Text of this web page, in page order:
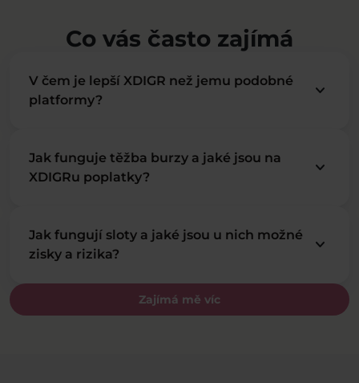
Co vás často zajímá
Zajímá mě víc
V čem je lepší XDIGR než jemu podobné
platformy?
keyboard_arrow_down
Jak funguje těžba burzy a jaké jsou na
XDIGRu poplatky?
keyboard_arrow_down
Jak fungují sloty a jaké jsou u nich možné
zisky a rizika?
keyboard_arrow_down